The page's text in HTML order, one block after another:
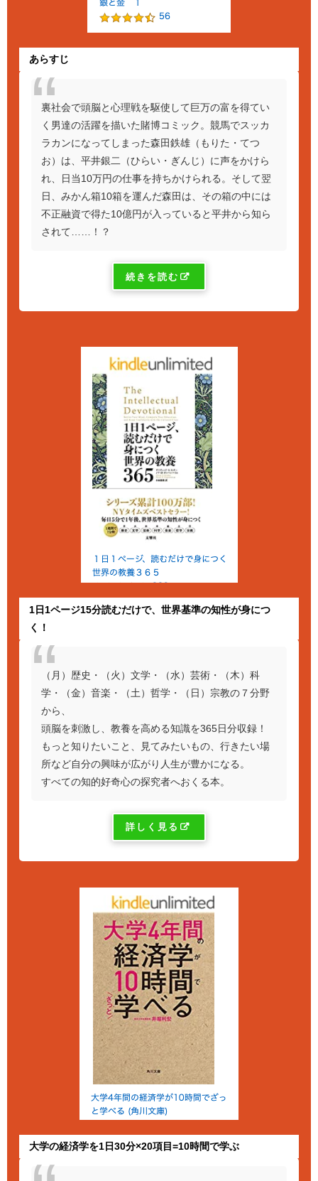
あらすじ
裏社会で頭脳と心理戦を駆使して巨万の富を得てい
く男達の活躍を描いた賭博コミック。競馬でスッカ
ラカンになってしまった森田鉄雄（もりた・てつ
お）は、平井銀二（ひらい・ぎんじ）に声をかけら
れ、日当10万円の仕事を持ちかけられる。そして翌
日、みかん箱10箱を運んだ森田は、その箱の中には
不正融資で得た10億円が入っていると平井から知ら
されて……！？
続きを読む
1日1ページ15分読むだけで、世界基準の知性が身につ
く！
（月）歴史・（火）文学・（水）芸術・（木）科
学・（金）音楽・（土）哲学・（日）宗教の７分野
から、
頭脳を刺激し、教養を高める知識を365日分収録！
もっと知りたいこと、見てみたいもの、行きたい場
所など自分の興味が広がり人生が豊かになる。
すべての知的好奇心の探究者へおくる本。
詳しく見る
大学の経済学を1日30分×20項目=10時間で学ぶ